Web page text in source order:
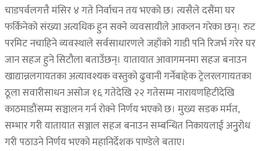
चाडपर्वलगत्तै मंसिर ४ गते निर्वाचन तय भएको छ। त्यसैले दसैंमा घर
फर्किनेको संख्या अत्यधिक हुन सक्ने व्यवसायीले आकलन गरेका छन्। रुट
परमिट नचाहिने व्यवस्थाले सर्वसाधारणले जहाँको गाडी पनि रिजर्भ गरेर घर
जान सहज हुने सिटौला बताउँछन्। यातायात आवागमनमा सहज बनाउन
खाद्यान्नलगायतका अत्यावश्यक वस्तुको ढुवानी गर्नेबाहेक ट्रेलरलगायतका
ठूला सवारीसाधन असोज १६ गतेदेखि २२ गतेसम्म नारायणहिटीदेखि
काठमाडौंसम्म सञ्चालन गर्न रोक्ने निर्णय भएको छ। मुख्य सडक मर्मत,
सम्भार गरी यातायात सञ्जाल सहज बनाउन सम्बन्धित निकायलाई अनुुरोध
गरी पठाउने निर्णय भएको महानिर्देशक पाण्डेले बताए।